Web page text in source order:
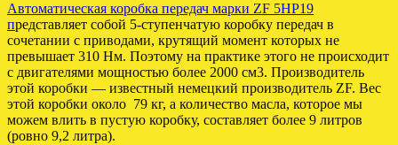
Автоматическая коробка передач марки ZF 5HP19
представляет собой 5-ступенчатую коробку передач в
сочетании с приводами, крутящий момент которых не
превышает 310 Нм. Поэтому на практике этого не происходит
с двигателями мощностью более 2000 см3. Производитель
этой коробки — известный немецкий производитель ZF. Вес
этой коробки около 79 кг, а количество масла, которое мы
можем влить в пустую коробку, составляет более 9 литров
(ровно 9,2 литра).